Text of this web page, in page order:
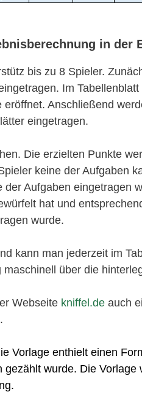
in der
bis zu 8 Spieler.
Im
eröffnet. Anschließend
eingetragen.
Die erzielten Punkte
keine der Aufgaben
der Aufgaben eingetragen
hat und
wurde.
kann man jederzeit im
über die
Webseite kniffel.de auch
Vorlage enthielt einen
gezählt wurde. Die